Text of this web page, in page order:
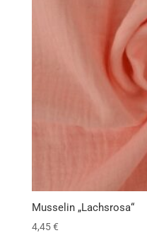
Musselin „Lachsrosa“
4,45€